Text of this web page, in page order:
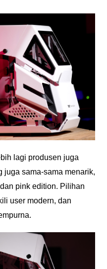
lagi produsen juga
juga sama-sama menarik,
pink edition. Pilihan
user modern, dan